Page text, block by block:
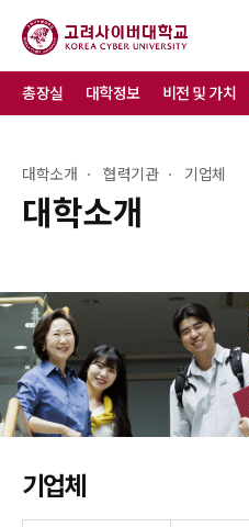
대학소개
대학소개 협력기관 기업체
총장실 대학정보 비전 및 가치
기업체